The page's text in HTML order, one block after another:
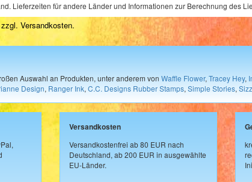
Lieferzeiten für andere Länder und Informationen zur Berechnung des
Versandkosten.
Auswahl an Produkten, unter anderem von Waffle Flower, Tracey Hey,
Design, Ranger Ink, C.C. Designs Rubber Stamps, Simple Stories,
Versandkosten
Versandkostenfrei ab 80 EUR nach
Deutschland, ab 200 EUR in ausgewählte
EU-Länder.